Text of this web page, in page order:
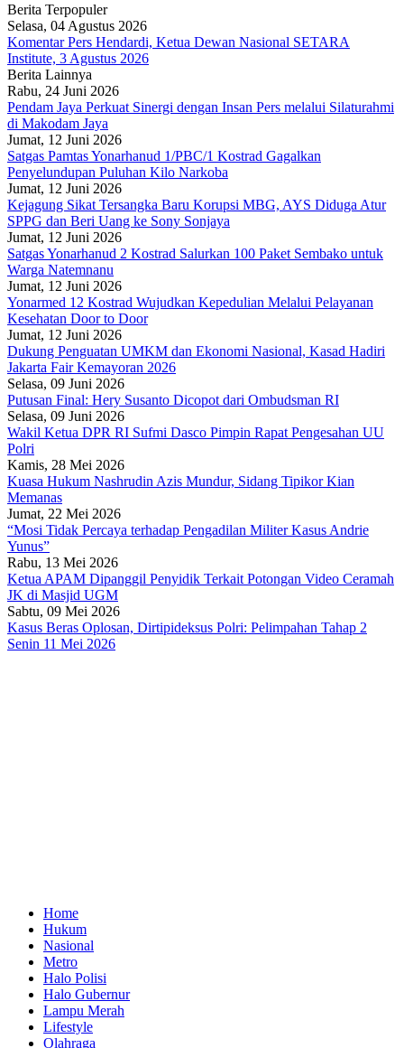
Berita Terpopuler
Selasa, 04 Agustus 2026
Komentar Pers Hendardi, Ketua Dewan Nasional SETARA
Institute, 3 Agustus 2026
Berita Lainnya
Rabu, 24 Juni 2026
Pendam Jaya Perkuat Sinergi dengan Insan Pers melalui Silaturahmi
di Makodam Jaya
Jumat, 12 Juni 2026
Satgas Pamtas Yonarhanud 1/PBC/1 Kostrad Gagalkan
Penyelundupan Puluhan Kilo Narkoba
Jumat, 12 Juni 2026
Kejagung Sikat Tersangka Baru Korupsi MBG, AYS Diduga Atur
SPPG dan Beri Uang ke Sony Sonjaya
Jumat, 12 Juni 2026
Satgas Yonarhanud 2 Kostrad Salurkan 100 Paket Sembako untuk
Warga Natemnanu
Jumat, 12 Juni 2026
Yonarmed 12 Kostrad Wujudkan Kepedulian Melalui Pelayanan
Kesehatan Door to Door
Jumat, 12 Juni 2026
Dukung Penguatan UMKM dan Ekonomi Nasional, Kasad Hadiri
Jakarta Fair Kemayoran 2026
Selasa, 09 Juni 2026
Putusan Final: Hery Susanto Dicopot dari Ombudsman RI
Selasa, 09 Juni 2026
Wakil Ketua DPR RI Sufmi Dasco Pimpin Rapat Pengesahan UU
Polri
Kamis, 28 Mei 2026
Kuasa Hukum Nashrudin Azis Mundur, Sidang Tipikor Kian
Memanas
Jumat, 22 Mei 2026
“Mosi Tidak Percaya terhadap Pengadilan Militer Kasus Andrie
Yunus”
Rabu, 13 Mei 2026
Ketua APAM Dipanggil Penyidik Terkait Potongan Video Ceramah
JK di Masjid UGM
Sabtu, 09 Mei 2026
Kasus Beras Oplosan, Dirtipideksus Polri: Pelimpahan Tahap 2
Senin 11 Mei 2026
Home
Hukum
Nasional
Metro
Halo Polisi
Halo Gubernur
Lampu Merah
Lifestyle
Olahraga